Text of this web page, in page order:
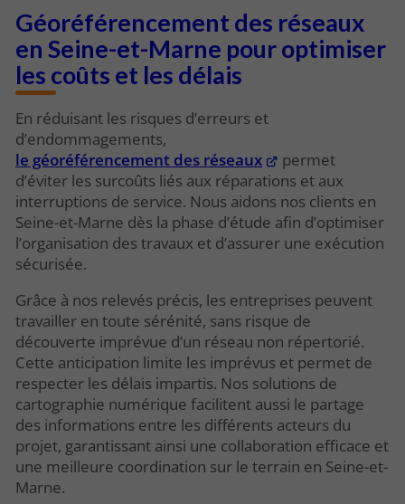
Géoréférencement des réseaux
en Seine-et-Marne pour optimiser
les coûts et les délais
En réduisant les risques d’erreurs et
d’endommagements,
le géoréférencement des réseaux
permet
d’éviter les surcoûts liés aux réparations et aux
interruptions de service. Nous aidons nos clients en
Seine-et-Marne dès la phase d’étude afin d’optimiser
l’organisation des travaux et d’assurer une exécution
sécurisée.
Grâce à nos relevés précis, les entreprises peuvent
travailler en toute sérénité, sans risque de
découverte imprévue d’un réseau non répertorié.
Cette anticipation limite les imprévus et permet de
respecter les délais impartis. Nos solutions de
cartographie numérique facilitent aussi le partage
des informations entre les différents acteurs du
projet, garantissant ainsi une collaboration efficace et
une meilleure coordination sur le terrain en Seine-et-
Marne.